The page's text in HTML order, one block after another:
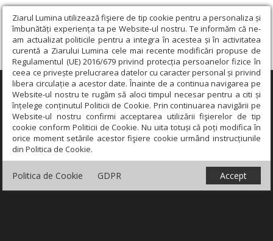
Ziarul Lumina utilizează fişiere de tip cookie pentru a personaliza și
îmbunătăți experiența ta pe Website-ul nostru. Te informăm că ne-
am actualizat politicile pentru a integra în acestea și în activitatea
curentă a Ziarului Lumina cele mai recente modificări propuse de
Regulamentul (UE) 2016/679 privind protecția persoanelor fizice în
ceea ce privește prelucrarea datelor cu caracter personal și privind
libera circulație a acestor date. Înainte de a continua navigarea pe
Website-ul nostru te rugăm să aloci timpul necesar pentru a citi și
înțelege conținutul Politicii de Cookie. Prin continuarea navigării pe
Website-ul nostru confirmi acceptarea utilizării fişierelor de tip
cookie conform Politicii de Cookie. Nu uita totuși că poți modifica în
orice moment setările acestor fişiere cookie urmând instrucțiunile
din Politica de Cookie.
Politica de Cookie GDPR Accept
×